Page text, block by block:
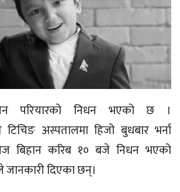
परियारको निधन भएको छ ।
टिचिङ अस्पतालमा हिजो बुधबार भर्ना
बिहान करिब १० बजे निधन भएको
दिएका छन्।